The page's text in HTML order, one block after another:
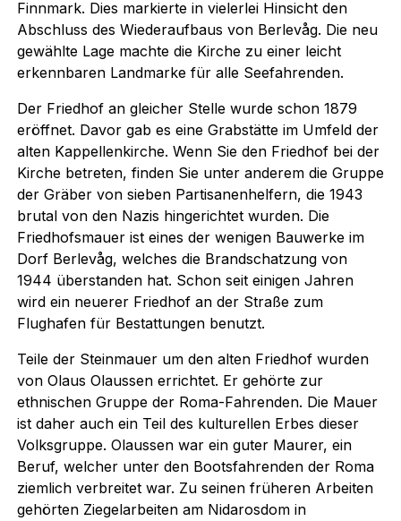
Finnmark. Dies markierte in vielerlei Hinsicht den
Abschluss des Wiederaufbaus von Berlevåg. Die neu
gewählte Lage machte die Kirche zu einer leicht
erkennbaren Landmarke für alle Seefahrenden.
Der Friedhof an gleicher Stelle wurde schon 1879
eröffnet. Davor gab es eine Grabstätte im Umfeld der
alten Kappellenkirche. Wenn Sie den Friedhof bei der
Kirche betreten, finden Sie unter anderem die Gruppe
der Gräber von sieben Partisanenhelfern, die 1943
brutal von den Nazis hingerichtet wurden. Die
Friedhofsmauer ist eines der wenigen Bauwerke im
Dorf Berlevåg, welches die Brandschatzung von
1944 überstanden hat. Schon seit einigen Jahren
wird ein neuerer Friedhof an der Straße zum
Flughafen für Bestattungen benutzt.
Teile der Steinmauer um den alten Friedhof wurden
von Olaus Olaussen errichtet. Er gehörte zur
ethnischen Gruppe der Roma-Fahrenden. Die Mauer
ist daher auch ein Teil des kulturellen Erbes dieser
Volksgruppe. Olaussen war ein guter Maurer, ein
Beruf, welcher unter den Bootsfahrenden der Roma
ziemlich verbreitet war. Zu seinen früheren Arbeiten
gehörten Ziegelarbeiten am Nidarosdom in